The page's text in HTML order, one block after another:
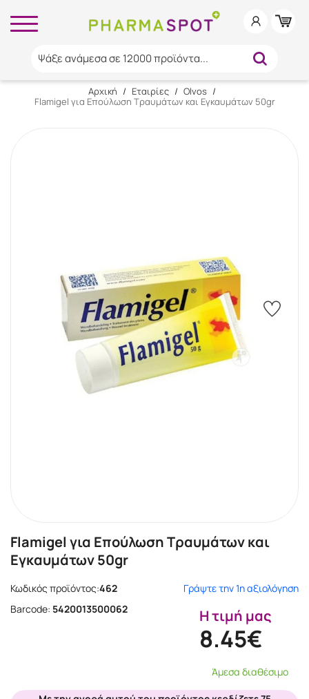
Ψάξε ανάμεσα σε 12000 προϊόντα...
Αρχική / Εταιρίες / Olvos /
Flamigel για Επούλωση Τραυμάτων και Εγκαυμάτων 50gr
Flamigel για Επούλωση Τραυμάτων και
Εγκαυμάτων 50gr
Κωδικός προϊόντος:462
Γράψτε την 1η αξιολόγηση
Barcode: 5420013500062 Η τιμή μας
8.45€
Άμεσα διαθέσιμο